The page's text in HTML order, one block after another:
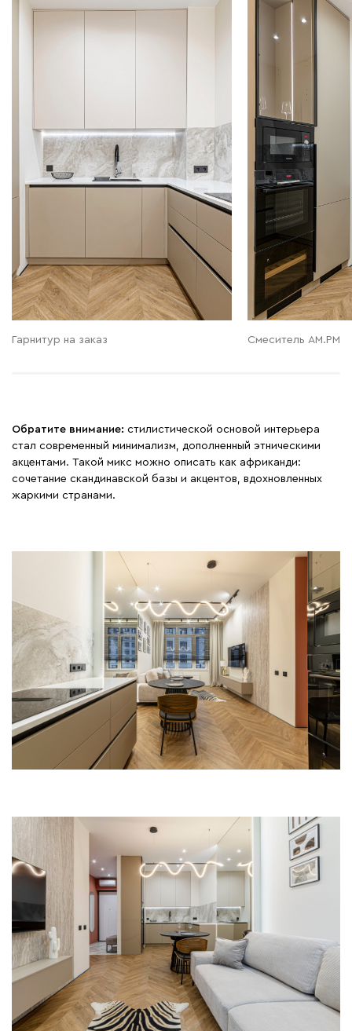
Гарнитур на заказ Смеситель AM.PM
Обратите внимание: стилистической основой интерьера
стал современный минимализм, дополненный этническими
акцентами. Такой микс можно описать как африканди:
сочетание скандинавской базы и акцентов, вдохновленных
жаркими странами.